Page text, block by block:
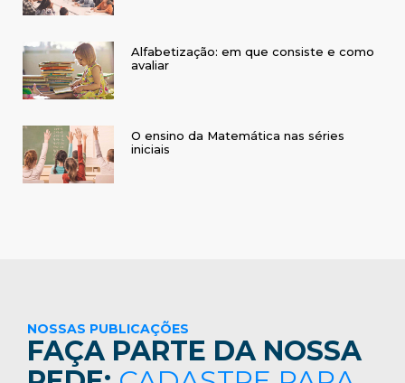
Alfabetização: em que consiste e como
avaliar
O ensino da Matemática nas séries
iniciais
NOSSAS PUBLICAÇÕES
FAÇA PARTE DA NOSSA